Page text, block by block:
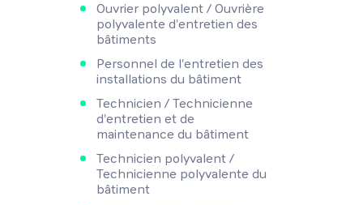
Ouvrier polyvalent / Ouvrière
polyvalente d'entretien des
bâtiments
Personnel de l'entretien des
installations du bâtiment
Technicien / Technicienne
d'entretien et de
maintenance du bâtiment
Technicien polyvalent /
Technicienne polyvalente du
bâtiment